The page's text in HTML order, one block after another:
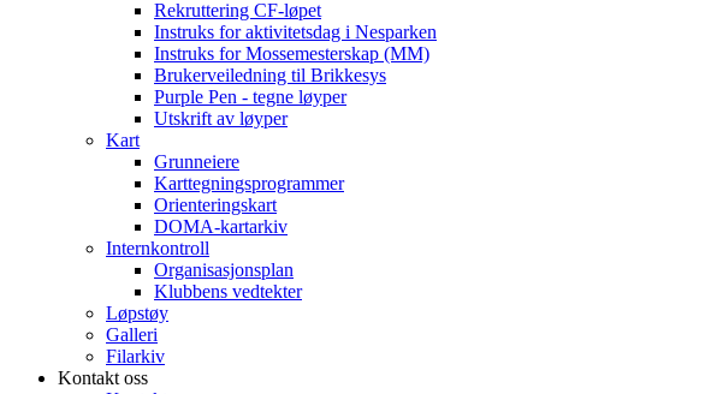
Rekruttering CF-løpet
Instruks for aktivitetsdag i Nesparken
Instruks for Mossemesterskap (MM)
Brukerveiledning til Brikkesys
Purple Pen - tegne løyper
Utskrift av løyper
Kart
Grunneiere
Karttegningsprogrammer
Orienteringskart
DOMA-kartarkiv
Internkontroll
Organisasjonsplan
Klubbens vedtekter
Løpstøy
Galleri
Filarkiv
Kontakt oss